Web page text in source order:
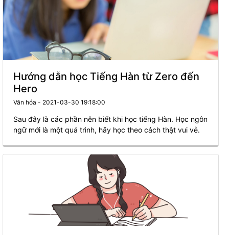
Hướng dẫn học Tiếng Hàn từ Zero đến
Hero
Văn hóa - 2021-03-30 19:18:00
Sau đây là các phần nên biết khi học tiếng Hàn. Học ngôn
ngữ mới là một quá trình, hãy học theo cách thật vui vẻ.